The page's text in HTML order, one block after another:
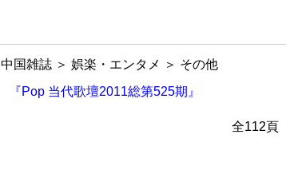
中国雑誌 ＞ 娯楽・エンタメ ＞ その他
『Pop 当代歌壇2011総第525期』
全112頁